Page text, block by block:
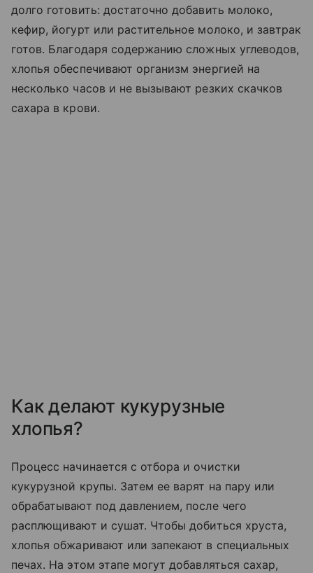
долго готовить: достаточно добавить молоко,
кефир, йогурт или растительное молоко, и завтрак
готов. Благодаря содержанию сложных углеводов,
хлопья обеспечивают организм энергией на
несколько часов и не вызывают резких скачков
сахара в крови.
Как делают кукурузные
хлопья?
Процесс начинается с отбора и очистки
кукурузной крупы. Затем ее варят на пару или
обрабатывают под давлением, после чего
расплющивают и сушат. Чтобы добиться хруста,
хлопья обжаривают или запекают в специальных
печах. На этом этапе могут добавляться сахар,